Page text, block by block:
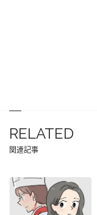
RELATED
関連記事